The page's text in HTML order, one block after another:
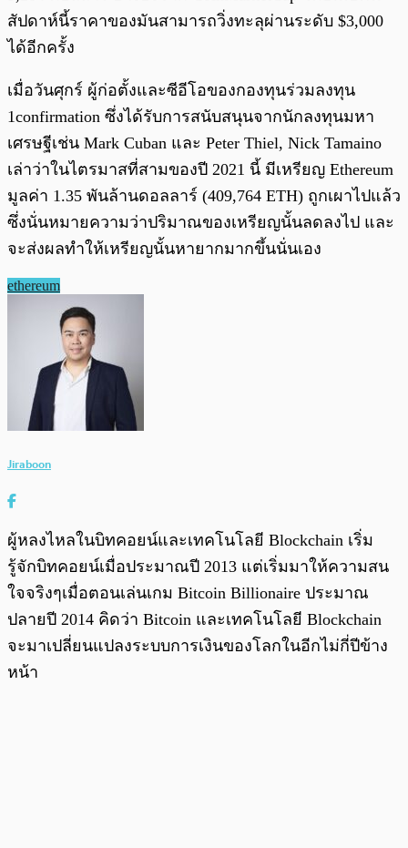
สัปดาห์นี้ราคาของมันสามารถวิ่งทะลุผ่านระดับ $3,000
ได้อีกครั้ง
เมื่อวันศุกร์ ผู้ก่อตั้งและซีอีโอของกองทุนร่วมลงทุน
1confirmation ซึ่งได้รับการสนับสนุนจากนักลงทุนมหา
เศรษฐีเช่น Mark Cuban และ Peter Thiel, Nick Tamaino
เล่าว่าในไตรมาสที่สามของปี 2021 นี้ มีเหรียญ Ethereum
มูลค่า 1.35 พันล้านดอลลาร์ (409,764 ETH) ถูกเผาไปแล้ว
ซึ่งนั่นหมายความว่าปริมาณของเหรียญนั้นลดลงไป และ
จะส่งผลทำให้เหรียญนั้นหายากมากขึ้นนั่นเอง
ethereum
Jiraboon
ผู้หลงไหลในบิทคอยน์และเทคโนโลยี Blockchain เริ่ม
รู้จักบิทคอยน์เมื่อประมาณปี 2013 แต่เริ่มมาให้ความสน
ใจจริงๆเมื่อตอนเล่นเกม Bitcoin Billionaire ประมาณ
ปลายปี 2014 คิดว่า Bitcoin และเทคโนโลยี Blockchain
จะมาเปลี่ยนแปลงระบบการเงินของโลกในอีกไม่กี่ปีข้าง
หน้า